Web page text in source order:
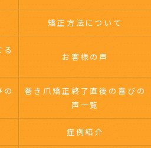
矯正方法について
お客様の声
の
巻き爪矯正終了直後の喜びの
声一覧
症例紹介